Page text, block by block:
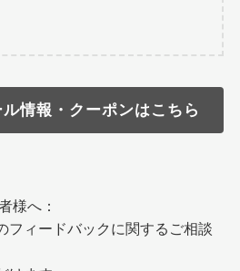
情報・クーポンはこちら
様へ：
フィードバックに関するご相談